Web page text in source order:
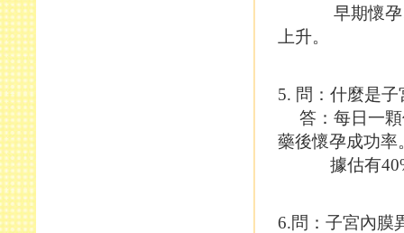
早期懷孕、
上升。
5. 問：什麼是
答：每日一顆
藥後懷孕成功率
據估有
6.問：子宮內膜